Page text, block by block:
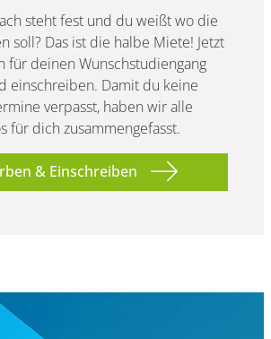
steht fest und du weißt wo die
soll? Das ist die halbe Miete! Jetzt
für deinen Wunschstudiengang
einschreiben. Damit du keine
verpasst, haben wir alle
für dich zusammengefasst.
& Einschreiben